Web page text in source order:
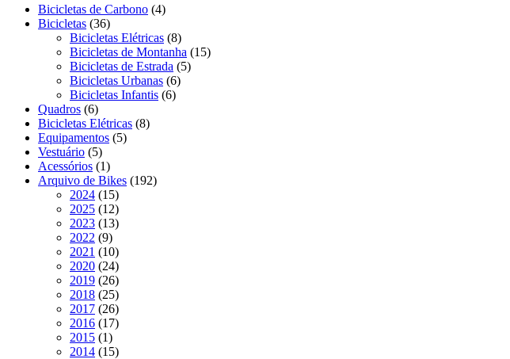
Bicicletas de Carbono 44
Bicicletas 3636
produtos
Bicicletas Elétricas 88
produtos
Bicicletas de Montanha 1515
Bicicletas de Estrada 55
Bicicletas Urbanas 66
Bicicletas Infantis 66
Quadros 66
produtos
Bicicletas Elétricas 88
Equipamentos 55
Vestuário 55
produtos
Acessórios 11
produto
Arquivo de Bikes 192192
2024 1515
produtos
2025 1212
produtos
2023 1313
2022 99
produtos
2021 1010
produtos
2020 2424
produtos
2019 2626
produtos
2018 2525
produtos
2017 2626
produtos
2016 1717
2015 11
produto
2014 1515